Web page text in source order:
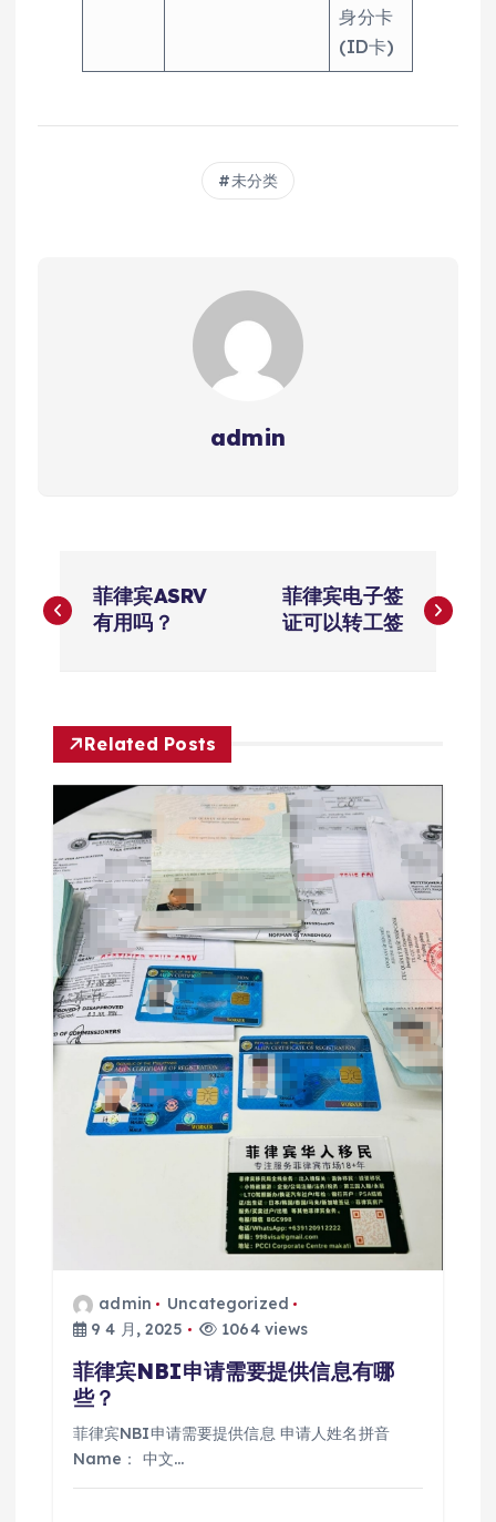
身分卡
(ID卡)
未分类
admin
章
航
菲律宾ASRV
有用吗？
菲律宾电子签
证可以转工签
Related Posts
admin
Uncategorized
9 4 月, 2025
1064 views
菲律宾NBI申请需要提供信息有哪
些？
菲律宾NBI申请需要提供信息 申请人姓名拼音
Name： 中文…